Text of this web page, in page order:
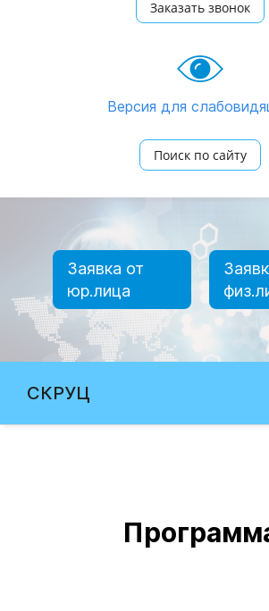
Заказать звонок
Версия для
Поиск по сайту
Заявка от
юр.лица
СКРУЦ